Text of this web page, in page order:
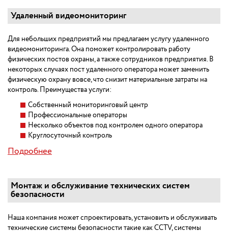
Удаленный видеомониторинг
Для небольших предприятий мы предлагаем услугу удаленного
видеомониторинга. Она поможет контролировать работу
физических постов охраны, а также сотрудников предприятия. В
некоторых случаях пост удаленного оператора может заменить
физическую охрану вовсе, что снизит материальные затраты на
контроль. Преимущества услуги:
Собственный мониторинговый центр
Профессиональные операторы
Несколько объектов под контролем одного оператора
Круглосуточный контроль
Подробнее
Монтаж и обслуживание технических систем
безопасности
Наша компания может спроектировать, установить и обслуживать
технические системы безопасности такие как CCTV, системы